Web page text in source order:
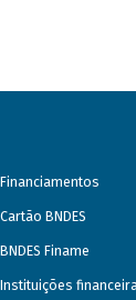
Financiamentos
Cartão BNDES
BNDES Finame
Instituições